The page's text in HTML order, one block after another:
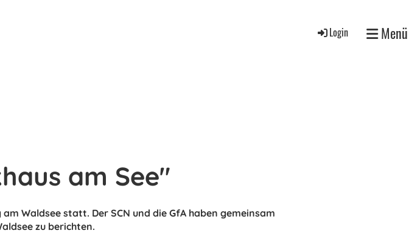
Login Menü
am See"
Waldsee statt. Der SCN und die GfA haben gemeinsam
zu berichten.